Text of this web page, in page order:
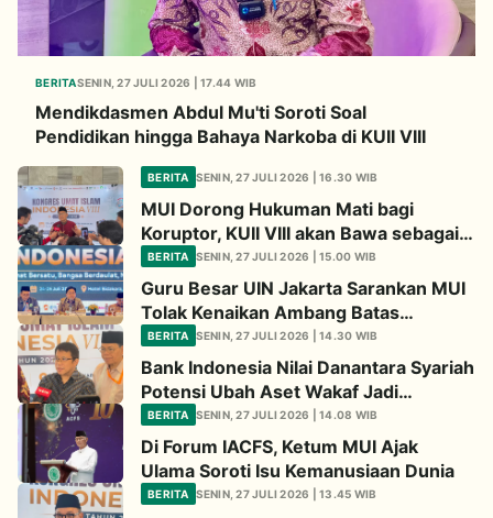
BERITASENIN, 27 JULI 2026 | 17.44 WIB
Mendikdasmen Abdul Mu'ti Soroti Soal
Pendidikan hingga Bahaya Narkoba di KUII VIII
BERITA SENIN, 27 JULI 2026 | 16.30 WIB
MUI Dorong Hukuman Mati bagi
Koruptor, KUII VIII akan Bawa sebagai
Rekomendasi ke Pemerintah
BERITA SENIN, 27 JULI 2026 | 15.00 WIB
Guru Besar UIN Jakarta Sarankan MUI
Tolak Kenaikan Ambang Batas
Parlemen dalam Revisi UU Pemilu, Ini
Alasannya
BERITA SENIN, 27 JULI 2026 | 14.30 WIB
Bank Indonesia Nilai Danantara Syariah
Potensi Ubah Aset Wakaf Jadi
Penggerak Ekonomi
BERITA SENIN, 27 JULI 2026 | 14.08 WIB
Di Forum IACFS, Ketum MUI Ajak
Ulama Soroti Isu Kemanusiaan Dunia
BERITA SENIN, 27 JULI 2026 | 13.45 WIB